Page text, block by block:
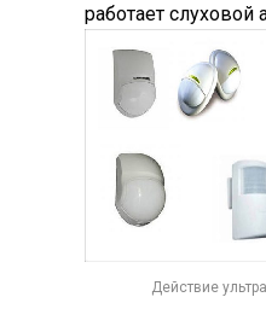
работает
Действие